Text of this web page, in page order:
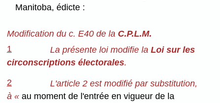
Manitoba, édicte :
Modification du c. E40 de la C.P.L.M.
1
La présente loi modifie la Loi sur les
circonscriptions électorales.
2
L'article 2 est modifié par substitution,
à « au moment de l'entrée en vigueur de la